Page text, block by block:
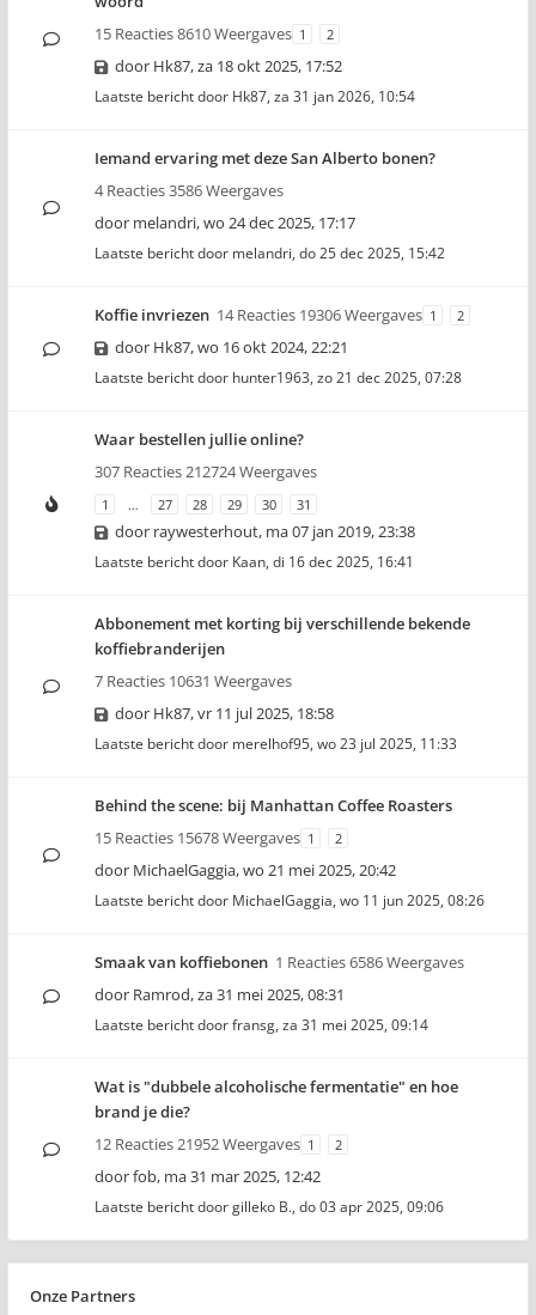
15 Reacties 8610 Weergaves 1 2
door Hk87,za 18 okt 2025, 17:52
Laatste bericht door Hk87, za 31 jan 2026, 10:54
Iemand ervaring met deze San Alberto bonen?
4 Reacties 3586 Weergaves
door melandri,wo 24 dec 2025, 17:17
Laatste bericht door melandri, do 25 dec 2025, 15:42
Koffie invriezen 14 Reacties 19306 Weergaves 1 2
door Hk87,wo 16 okt 2024, 22:21
Laatste bericht door hunter1963, zo 21 dec 2025, 07:28
Waar bestellen jullie online?
307 Reacties 212724 Weergaves
1 … 27 28 29 30 31
door raywesterhout, ma 07 jan 2019, 23:38
Laatste bericht door Kaan, di 16 dec 2025, 16:41
Abbonement met korting bij verschillende bekende
koffiebranderijen
7 Reacties 10631 Weergaves
door Hk87,vr 11 jul 2025, 18:58
Laatste bericht door merelhof95, wo 23 jul 2025, 11:33
Behind the scene: bij Manhattan Coffee Roasters
15 Reacties 15678 Weergaves 1 2
door MichaelGaggia,wo 21 mei 2025, 20:42
Laatste bericht door MichaelGaggia, wo 11 jun 2025, 08:26
Smaak van koffiebonen 1 Reacties 6586 Weergaves
door Ramrod,za 31 mei 2025, 08:31
Laatste bericht doorfransg, za 31 mei 2025, 09:14
Wat is "dubbele alcoholische fermentatie" en hoe
brand je die?
12 Reacties 21952 Weergaves 1 2
doorfob, ma 31 mar 2025, 12:42
Laatste bericht doorgilleko B., do 03 apr 2025, 09:06
Onze Partners